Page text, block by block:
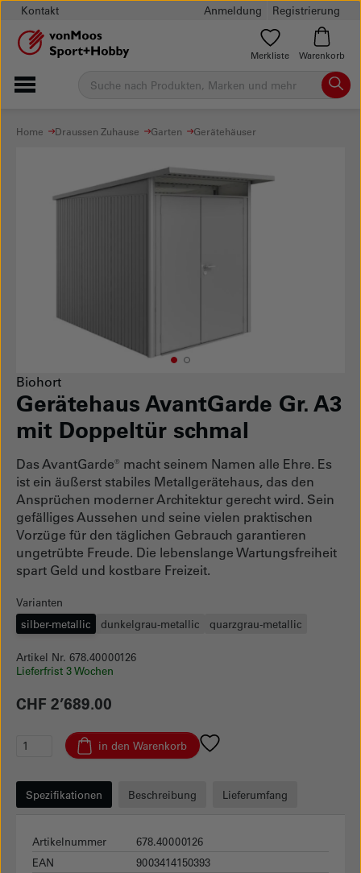
Kontakt Anmeldung Registrierung
Merkliste Warenkorb
Home Draussen Zuhause Garten Gerätehäuser
1Current Item
2
Biohort
Gerätehaus AvantGarde Gr. A3
mit Doppeltür schmal
Das AvantGarde® macht seinem Namen alle Ehre. Es
ist ein äußerst stabiles Metallgerätehaus, das den
Ansprüchen moderner Architektur gerecht wird. Sein
gefälliges Aussehen und seine vielen praktischen
Vorzüge für den täglichen Gebrauch garantieren
ungetrübte Freude. Die lebenslange Wartungsfreiheit
spart Geld und kostbare Freizeit.
Varianten
silber-metallic
dunkelgrau-metallic quarzgrau-metallic
Artikel Nr. 678.40000126
Lieferfrist 3 Wochen
CHF 2’689.00
in den Warenkorb
Spezifikationen Beschreibung Lieferumfang
Artikelnummer
678.40000126
EAN
9003414150393